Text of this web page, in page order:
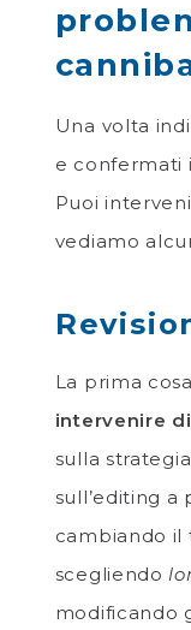
Una volta
e confermati
Puoi
vediamo
La prima
intervenire
sulla
sull’editing a
cambiando il
scegliendo
modificando